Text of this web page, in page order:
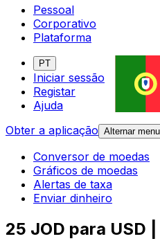
Pessoal
Corporativo
Plataforma
PT
Iniciar sessão
Registar
Ajuda
Obter a aplicação Alternar menu
Conversor de moedas
Gráficos de moedas
Alertas de taxa
Enviar dinheiro
25 JOD para USD